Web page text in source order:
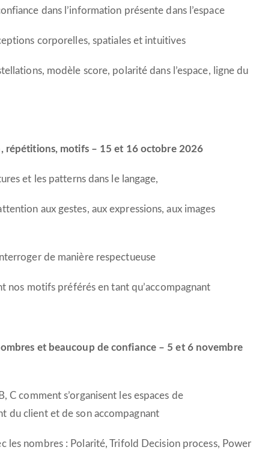
dans l’information présente dans l’espace
corporelles, spatiales et intuitives
modèle score, polarité dans l’espace, ligne du
répétitions, motifs – 15 et 16 octobre 2026
et les patterns dans le langage,
aux gestes, aux expressions, aux images
de manière respectueuse
nos motifs préférés en tant qu’accompagnant
et beaucoup de confiance – 5 et 6 novembre
C comment s’organisent les espaces de
du client et de son accompagnant
les nombres : Polarité, Trifold Decision process, Power